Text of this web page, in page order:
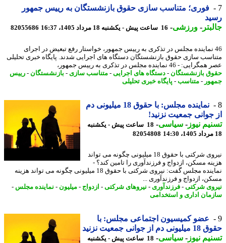
فوری؛ متناسب سازی حقوق بازنشستگان به رییس جمهور
-ورزشی-16 ساعت پیش - یکشنبه 18 مرداد 1405، 16:37 82055686
نماینده مجلس در تذکری به رییس جمهور، خواستار رفع تبعیض در اجرای
سازی حقوق بازنشستگان دستگاه های اجرایی شدند. پایگاه خبری تحلیلی
- 46 نماینده مجلس در تذکری به رییس جمهور،
بازنشستگان-دستگاه های اجرایی- متناسب سازی- بازنشستگان-رییس
-متناسب-پایگاه خبری تحلیلی
نماینده مجلس: با حقوق 18 میلیونی دم
جوانی جمعیت نزنید!
نیوز-سیاسی-
18 ساعت پیش - یکشنبه
82054808
نیروی شرکتی با حقوق 18 میلیونی چگونه می تواند
مسکن، ازدواج و فرزندآوری را تامین کند؟ -
نماینده مجلس گفت: نیروی شرکتی با حقوق 18 میلیونی چگونه می تواند هزینه
ازدواج و فرزندآوری ...
شرکتی -فرزندآوری - نیروهای شرکتی -ازدواج -میلیون-نماینده مجلس-
اداری و استخدامی
عضو کمیسیون اجتماعی مجلس: با
از جوانی جمعیت نزنید
نیوز-سیاسی-
18 ساعت پیش - یکشنبه